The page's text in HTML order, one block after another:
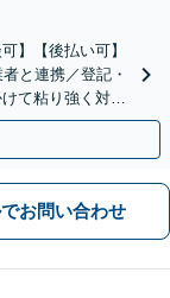
】【後払い可】
と連携／登記・
て粘り強く対応
お問い合わせ